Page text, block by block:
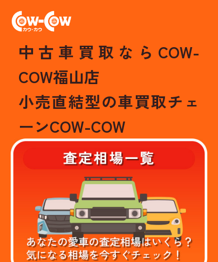
中古車買取ならCOW-
COW福山店
小売直結型の車買取チェ
ーンCOW-COW